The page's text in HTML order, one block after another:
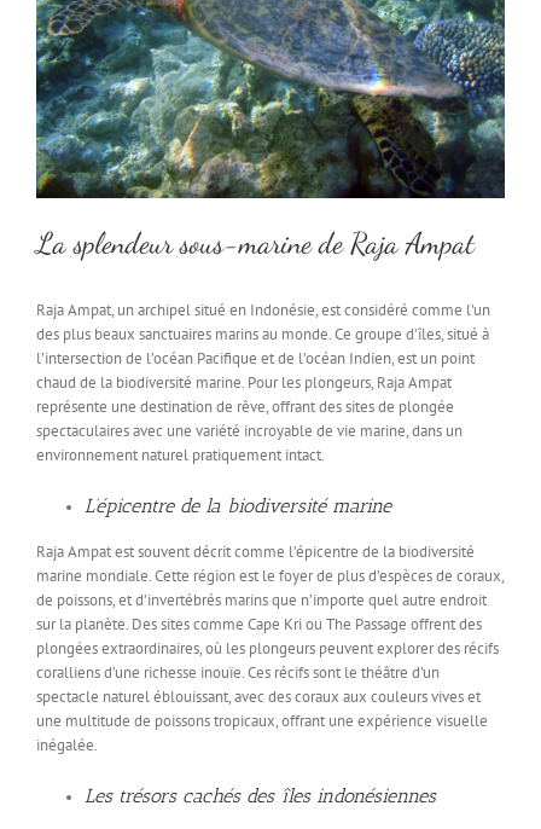
La splendeur sous-marine de Raja Ampat
Raja Ampat, un archipel situé en Indonésie, est considéré comme l’un
des plus beaux sanctuaires marins au monde. Ce groupe d’îles, situé à
l’intersection de l’océan Pacifique et de l’océan Indien, est un point
chaud de la biodiversité marine. Pour les plongeurs, Raja Ampat
représente une destination de rêve, offrant des sites de plongée
spectaculaires avec une variété incroyable de vie marine, dans un
environnement naturel pratiquement intact.
L’épicentre de la biodiversité marine
Raja Ampat est souvent décrit comme l’épicentre de la biodiversité
marine mondiale. Cette région est le foyer de plus d’espèces de coraux,
de poissons, et d’invertébrés marins que n’importe quel autre endroit
sur la planète. Des sites comme Cape Kri ou The Passage offrent des
plongées extraordinaires, où les plongeurs peuvent explorer des récifs
coralliens d’une richesse inouïe. Ces récifs sont le théâtre d’un
spectacle naturel éblouissant, avec des coraux aux couleurs vives et
une multitude de poissons tropicaux, offrant une expérience visuelle
inégalée.
Les trésors cachés des îles indonésiennes